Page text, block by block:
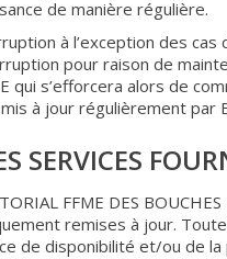
de manière régulière.
à l’exception des
pour raison de
qui s’efforcera alors de
à jour régulièrement par
SERVICES
FFME DES
remises à jour.
de disponibilité et/ou de